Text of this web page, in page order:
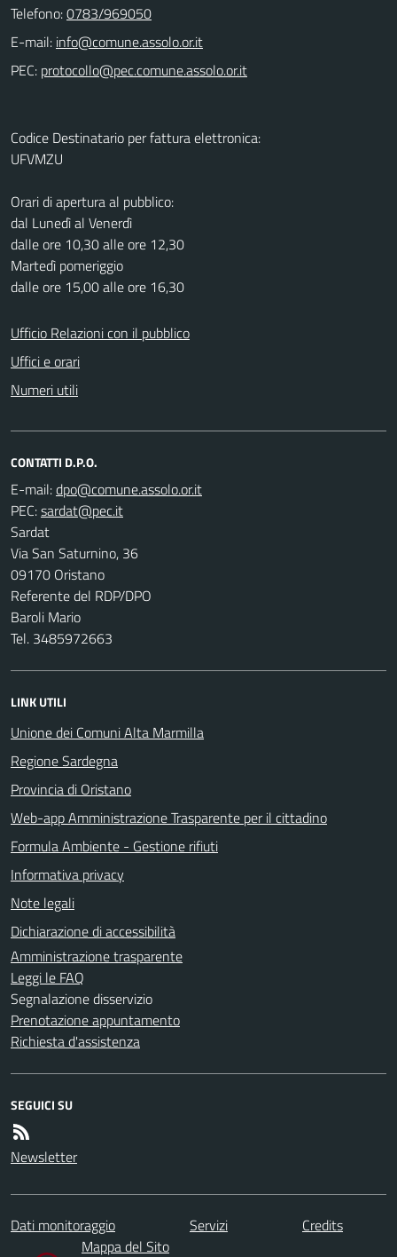
Telefono:0783/969050
E-mail:
PEC:
Codice Destinatario per fattura elettronica:
UFVMZU
Orari di apertura al pubblico:
dal Lunedì al Venerdì
dalle ore 10,30 alle ore 12,30
Martedì pomeriggio
dalle ore 15,00 alle ore 16,30
Ufficio Relazioni con il pubblico
Uffici e orari
Numeri utili
CONTATTI D.P.O.
E-mail:
PEC:
Sardat
Via San Saturnino, 36
09170 Oristano
Referente del RDP/DPO
Baroli Mario
Tel. 3485972663
LINK UTILI
Unione dei Comuni Alta Marmilla
Regione Sardegna
Provincia di Oristano
Web-app Amministrazione Trasparente per il cittadino
Formula Ambiente - Gestione rifiuti
Informativa privacy
Note legali
Dichiarazione di accessibilità
Amministrazione trasparente
Leggi le FAQ
Segnalazione disservizio
Prenotazione appuntamento
Richiesta d'assistenza
SEGUICI SU
Newsletter
Dati monitoraggio Servizi
Credits
Mappa del Sito